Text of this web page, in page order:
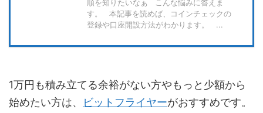
順を知りたいなぁ こんな悩みに答えま
す。 本記事を読めば、コインチェックの
登録や口座開設方法がわかります。 ...
1万円も積み立てる余裕がない方やもっと少額から
始めたい方は、
ビットフライヤーがおすすめです。